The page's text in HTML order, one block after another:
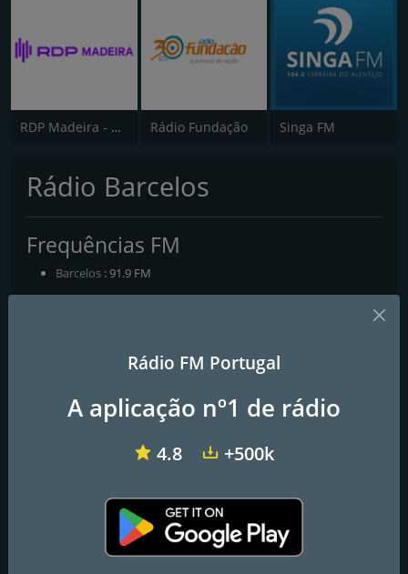
RDP Madeira - Antena 3 Rádio Fundação Singa FM
Rádio Barcelos
Frequências FM
Barcelos : 91.9 FM
Rádio FM Portugal
A aplicação nº1 de rádio
4.8 +500k